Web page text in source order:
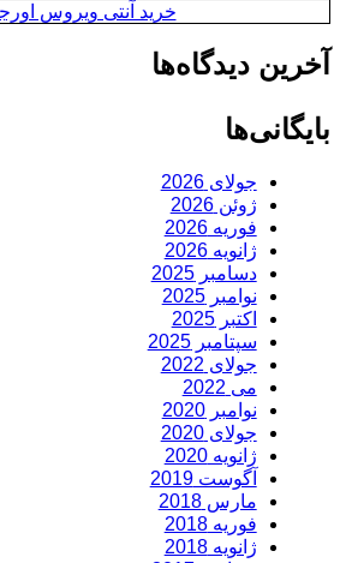
خرید آنتی ویروس
آخرین دیدگاه‌ها
بایگانی‌ها
جولای 2026
ژوئن 2026
فوریه 2026
ژانویه 2026
دسامبر 2025
نوامبر 2025
اکتبر 2025
سپتامبر 2025
جولای 2022
می 2022
نوامبر 2020
جولای 2020
ژانویه 2020
آگوست 2019
مارس 2018
فوریه 2018
ژانویه 2018